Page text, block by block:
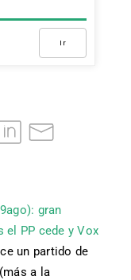
Ir
gran
el PP cede y Vox
un partido de
a la